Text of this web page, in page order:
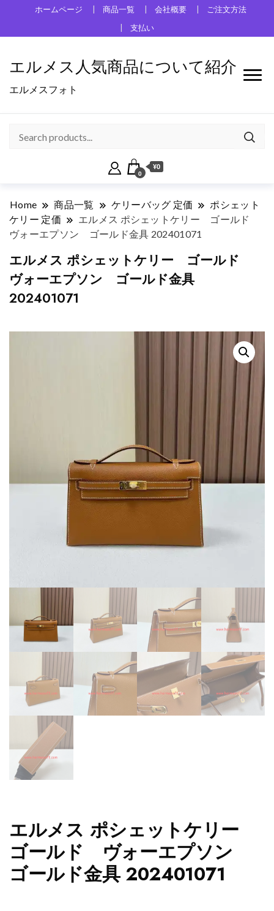
ホームページ 商品一覧 会社概要
ご注文方法
支払い
エルメス人気商品について紹介
エルメスフォト
0
¥0
Home 商品一覧 ケリーバッグ 定価
ポシェット
ケリー 定価
エルメス ポシェットケリー ゴールド
ヴォーエプソン ゴールド金具 202401071
エルメス ポシェットケリー ゴールド
ヴォーエプソン ゴールド金具
202401071
エルメス ポシェットケリー
ゴールド ヴォーエプソン
ゴールド金具 202401071